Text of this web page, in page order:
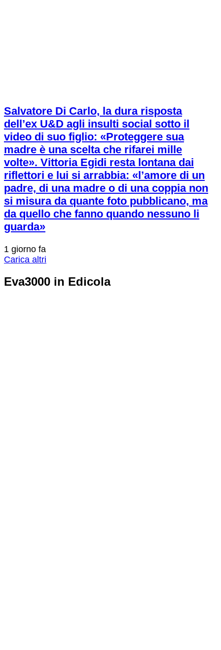
Salvatore Di Carlo, la dura risposta
dell’ex U&D agli insulti social sotto il
video di suo figlio: «Proteggere sua
madre è una scelta che rifarei mille
volte». Vittoria Egidi resta lontana dai
riflettori e lui si arrabbia: «l’amore di un
padre, di una madre o di una coppia non
si misura da quante foto pubblicano, ma
da quello che fanno quando nessuno li
guarda»
1 giorno fa
Carica altri
Eva3000 in Edicola